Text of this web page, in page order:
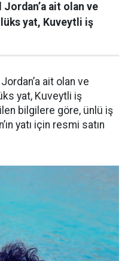
ait olan ve
yat, Kuveytli iş
ait olan ve
yat, Kuveytli iş
bilgilere göre, ünlü iş
yatı için resmi satın